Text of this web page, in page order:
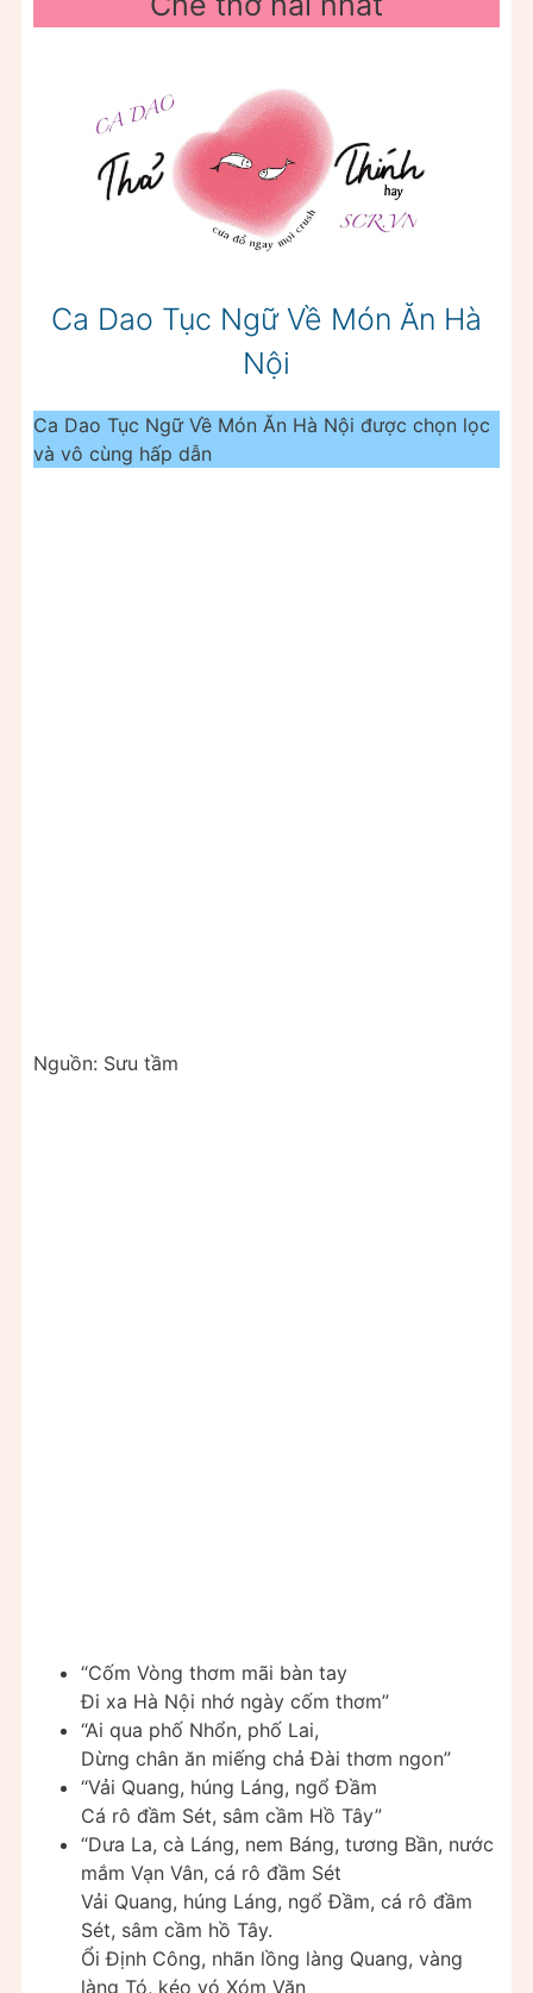
Ca Dao Tục Ngữ Về Món Ăn Hà
Nội
Ca Dao Tục Ngữ Về Món Ăn Hà Nội được chọn lọc
và vô cùng hấp dẫn
Nguồn: Sưu tầm
“Cốm Vòng thơm mãi bàn tay
Đi xa Hà Nội nhớ ngày cốm thơm”
“Ai qua phố Nhổn, phố Lai,
Dừng chân ăn miếng chả Đài thơm ngon”
“Vải Quang, húng Láng, ngổ Đầm
Cá rô đầm Sét, sâm cầm Hồ Tây”
“Dưa La, cà Láng, nem Báng, tương Bần, nước
mắm Vạn Vân, cá rô đầm Sét
Vải Quang, húng Láng, ngổ Đầm, cá rô đầm
Sét, sâm cầm hồ Tây.
Ổi Định Công, nhãn lồng làng Quang, vàng
làng Tó, kéo vó Xóm Văn